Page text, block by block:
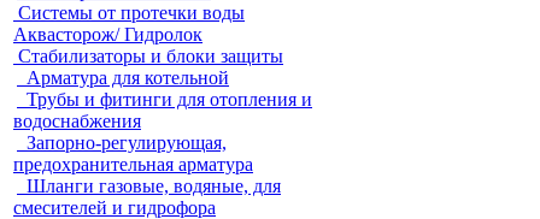
Системы от протечки воды
Аквасторож/ Гидролок
Стабилизаторы и блоки защиты
Арматура для котельной
Трубы и фитинги для отопления и
водоснабжения
Запорно-регулирующая,
предохранительная арматура
Шланги газовые, водяные, для
смесителей и гидрофора